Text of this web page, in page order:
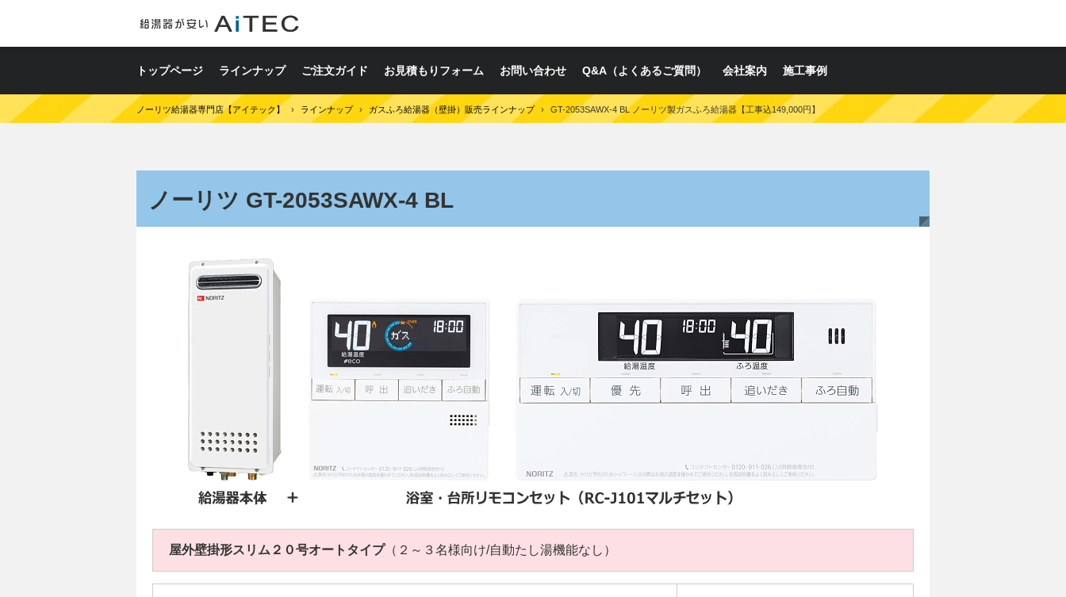
トップページ ラインナップ ご注文ガイド お見積もりフォーム お問い合わせ Q&A（よくあるご質問） 会社案内 施工事例
ノーリツ給湯器専門店【アイテック】 › ラインナップ › ガスふろ給湯器（壁掛）販売ラインナップ › GT-2053SAWX-4 BL ノーリツ製ガスふろ給湯器【工事込149,000円】
ノーリツ GT-2053SAWX-4 BL
屋外壁掛形スリム２０号オートタイプ（２～３名様向け/自動たし湯機能なし）